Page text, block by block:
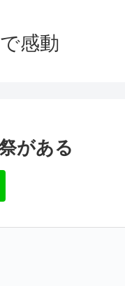
感動
がある